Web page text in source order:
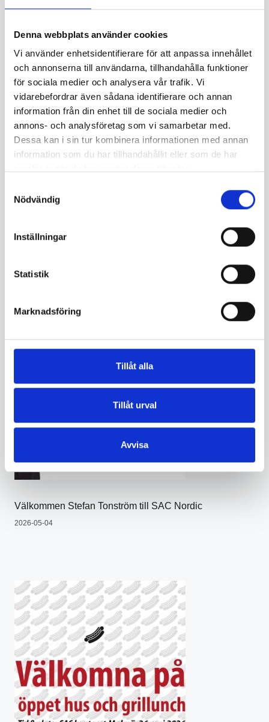
Denna webbplats använder cookies
Vi använder enhetsidentifierare för att anpassa innehållet
och annonserna till användarna, tillhandahålla funktioner
för sociala medier och analysera vår trafik. Vi
vidarebefordrar även sådana identifierare och annan
information från din enhet till de sociala medier och
annons- och analysföretag som vi samarbetar med.
Dessa kan i sin tur kombinera informationen med annan
information som du har tillhandahållit eller som de har
Nödvändig
Inställningar
Statistik
Marknadsföring
Tillåt alla
Tillåt urval
Avvisa
Välkommen Stefan Tonström till SAC Nordic
2026-05-04